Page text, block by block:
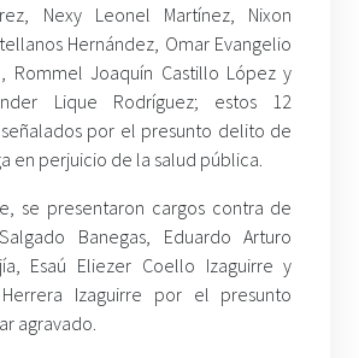
Nexy Leonel Martínez, Nixon
Hernández, Omar Evangelio
Rommel Joaquín Castillo López y
Lique Rodríguez; estos 12
por el presunto delito de
en perjuicio de la salud pública.
se presentaron cargos contra de
Banegas, Eduardo Arturo
Esaú Eliezer Coello Izaguirre y
Izaguirre por el presunto
agravado.